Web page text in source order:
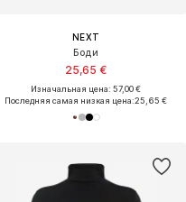
NEXT
Боди
25,65 €
Изначальная цена: 57,00 €
Последняя самая низкая цена:25,65 €